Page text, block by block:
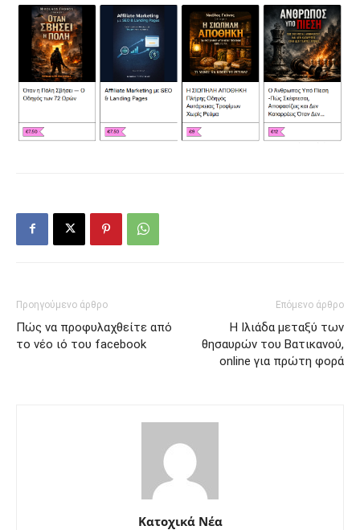
Προηγούμενο άρθρο
Πώς να προφυλαχθείτε από
το νέο ιό του facebook
Επόμενο άρθρο
H Ιλιάδα μεταξύ των
θησαυρών του Βατικανού,
online για πρώτη φορά
Κατοχικά Νέα